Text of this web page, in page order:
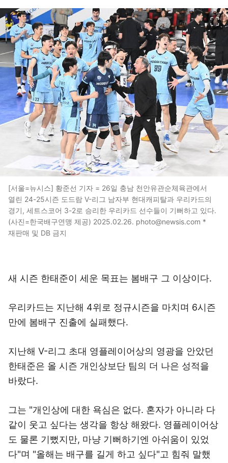
[서울=뉴시스] 황준선 기자 = 26일 충남 천안유관순체육관에서
열린 24-25시즌 도드람 V-리그 남자부 현대캐피탈과 우리카드의
경기, 세트스코어 3-2로 승리한 우리카드 선수들이 기뻐하고 있다.
(사진=한국배구연맹 제공) 2025.02.26. photo@newsis.com *
재판매 및 DB 금지
새 시즌 한태준이 세운 목표는 봄배구 그 이상이다.
우리카드는 지난해 4위로 정규시즌을 마치며 6시즌
만에 봄배구 진출에 실패했다.
지난해 V-리그 초대 영플레이어상의 영광을 안았던
한태준은 올 시즌 개인상보단 팀의 더 나은 성적을
바랐다.
그는 "개인상에 대한 욕심은 없다. 혼자가 아니라 다
같이 웃고 싶다는 생각을 항상 해왔다. 영플레이어상
도 물론 기뻤지만, 마냥 기뻐하기엔 아쉬움이 있었
다"며 "올해는 배구를 길게 하고 싶다"고 힘줘 말했